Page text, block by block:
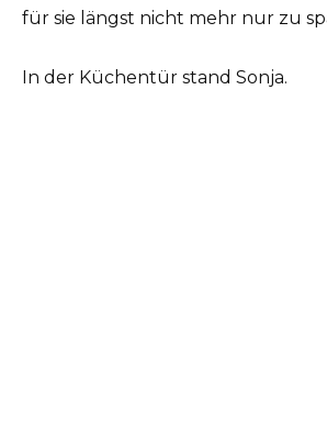
für sie längst nicht mehr nur zu
In der Küchentür stand Sonja.